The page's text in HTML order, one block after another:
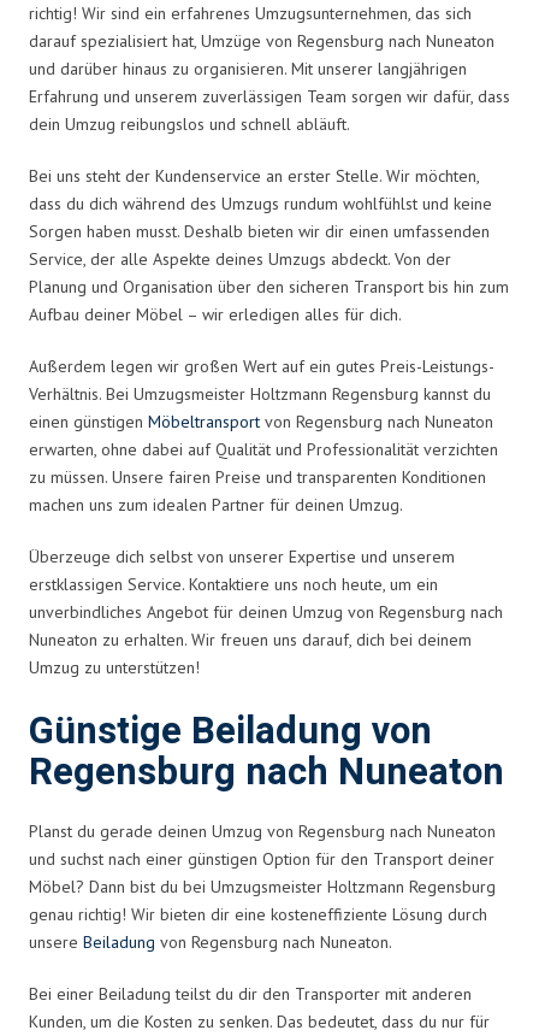
richtig! Wir sind ein erfahrenes Umzugsunternehmen, das sich
darauf spezialisiert hat, Umzüge von Regensburg nach Nuneaton
und darüber hinaus zu organisieren. Mit unserer langjährigen
Erfahrung und unserem zuverlässigen Team sorgen wir dafür, dass
dein Umzug reibungslos und schnell abläuft.
Bei uns steht der Kundenservice an erster Stelle. Wir möchten,
dass du dich während des Umzugs rundum wohlfühlst und keine
Sorgen haben musst. Deshalb bieten wir dir einen umfassenden
Service, der alle Aspekte deines Umzugs abdeckt. Von der
Planung und Organisation über den sicheren Transport bis hin zum
Aufbau deiner Möbel – wir erledigen alles für dich.
Außerdem legen wir großen Wert auf ein gutes Preis-Leistungs-
Verhältnis. Bei Umzugsmeister Holtzmann Regensburg kannst du
einen günstigen Möbeltransport von Regensburg nach Nuneaton
erwarten, ohne dabei auf Qualität und Professionalität verzichten
zu müssen. Unsere fairen Preise und transparenten Konditionen
machen uns zum idealen Partner für deinen Umzug.
Überzeuge dich selbst von unserer Expertise und unserem
erstklassigen Service. Kontaktiere uns noch heute, um ein
unverbindliches Angebot für deinen Umzug von Regensburg nach
Nuneaton zu erhalten. Wir freuen uns darauf, dich bei deinem
Umzug zu unterstützen!
Günstige Beiladung von
Regensburg nach Nuneaton
Planst du gerade deinen Umzug von Regensburg nach Nuneaton
und suchst nach einer günstigen Option für den Transport deiner
Möbel? Dann bist du bei Umzugsmeister Holtzmann Regensburg
genau richtig! Wir bieten dir eine kosteneffiziente Lösung durch
unsere Beiladung von Regensburg nach Nuneaton.
Bei einer Beiladung teilst du dir den Transporter mit anderen
Kunden, um die Kosten zu senken. Das bedeutet, dass du nur für